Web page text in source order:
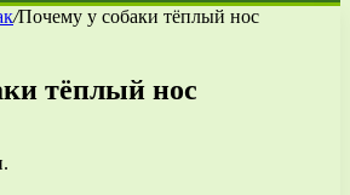
/Почему у собаки тёплый нос
тёплый нос